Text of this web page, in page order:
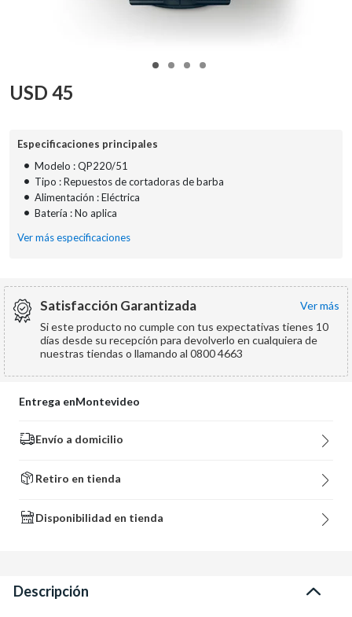
USD 45
Especificaciones principales
• Modelo : QP220/51
• Tipo : Repuestos de cortadoras de barba
• Alimentación : Eléctrica
• Batería : No aplica
Ver más especificaciones
Satisfacción Garantizada
ver más
Si este producto no cumple con tus expectativas tienes 10
días desde su recepción para devolverlo en cualquiera de
nuestras tiendas o llamando al 0800 4663
Entrega enMontevideo
Envío a domicilio
Retiro en tienda
Disponibilidad en tienda
Descripción